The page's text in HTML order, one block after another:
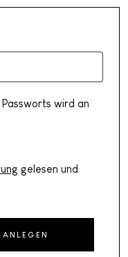
Passworts wird an
gelesen und